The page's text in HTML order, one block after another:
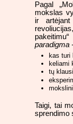
Pagal
mokslas
ir
paradigma
kas turi
keliami
tų
Taigi, tai
sprendimo